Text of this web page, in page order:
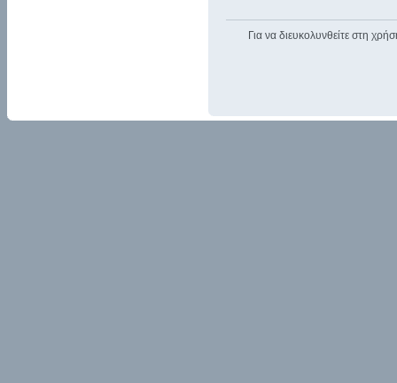
Για να διευκολυνθείτε στη